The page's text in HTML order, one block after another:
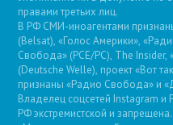
правами третьих лиц.
В РФ СМИ-иноагентами
(Belsat), «Голос Америки»,
Свобода» (PCE/PC), The
(Deutsche Welle), проект «Вот
признаны «Радио Свобода» и
Владелец соцсетей Instagram и
РФ экстремистской и запрещена.